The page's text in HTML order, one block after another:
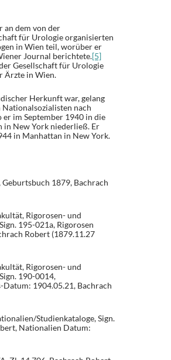
an dem von der
für Urologie organisierten
in Wien teil, worüber er
Journal berichtete.[5]
Gesellschaft für Urologie
Ärzte in Wien.
Herkunft war, gelang
nach
im September 1940 in die
in New York niederließ. Er
in Manhattan in New York.
1879, Bachrach
Rigorosen- und
195-021a, Rigorosen
Robert (1879.11.27
Rigorosen- und
190-0014,
1904.05.21, Bachrach
Studienkataloge, Sign.
Nationalien Datum: